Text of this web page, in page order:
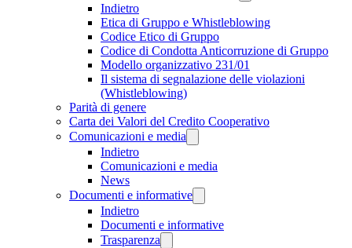
Indietro
Etica di Gruppo e Whistleblowing
Codice Etico di Gruppo
Codice di Condotta Anticorruzione di Gruppo
Modello organizzativo 231/01
Il sistema di segnalazione delle violazioni
(Whistleblowing)
Parità di genere
Carta dei Valori del Credito Cooperativo
Comunicazioni e media
Indietro
Comunicazioni e media
News
Documenti e informative
Indietro
Documenti e informative
Trasparenza